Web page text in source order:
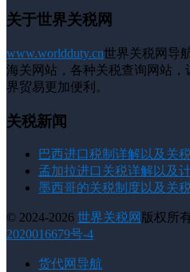
关于世界关税网
www.worldduty.cn世界关税网导
海关网站，各种关税查询网站
界贸易更加便利。
关税新闻
巴西进口税制详解以及关
孟加拉进口关税详解以及
墨西哥的关税制度以及关
© 2024-2026 世界关税网 版权所
2020016679号-4
货代网导航